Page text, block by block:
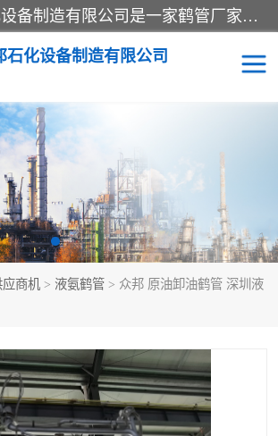
连云港众邦石化设备制造有限公司是一家鹤管厂家主营：鹤管、装车鹤管等，是致力于石油、石化等流体装卸设备(主要产品如鹤管、输油臂、脱缆钩等)的咨询、设计、制造、检测、安装指导、系统调试、维修维护等业务的公司。
石化设备制造有限公司
应商机 > 液氨鹤管 > 众邦 原油卸油鹤管 深圳液
顶部装卸鹤管
LNG低温鹤管
液化气鹤管
活动梯栈台
装车鹤管